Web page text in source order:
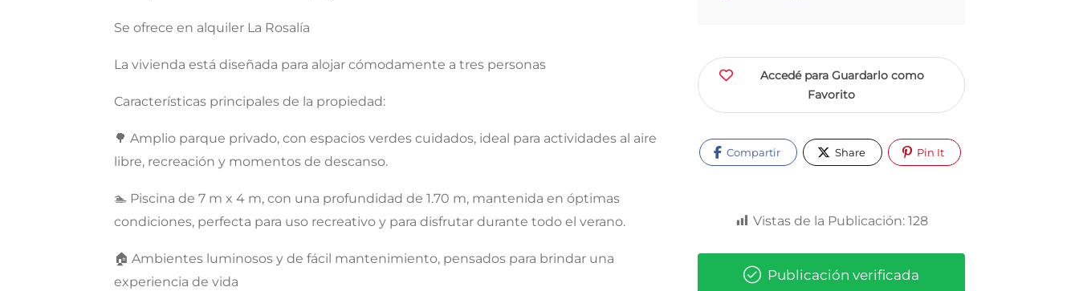
Accedé para Guardarlo como
Favorito
Compartir Share Pin It
Vistas de la Publicación: 128
Publicación verificada
Se ofrece en alquiler La Rosalía
La vivienda está diseñada para alojar cómodamente a tres personas
Características principales de la propiedad:
🌳 Amplio parque privado, con espacios verdes cuidados, ideal para actividades al aire
libre, recreación y momentos de descanso.
🏊 Piscina de 7 m x 4 m, con una profundidad de 1.70 m, mantenida en óptimas
condiciones, perfecta para uso recreativo y para disfrutar durante todo el verano.
🏠 Ambientes luminosos y de fácil mantenimiento, pensados para brindar una
experiencia de vida